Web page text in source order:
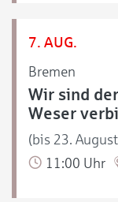
7. AUG.
Bremen
Wir sind
Weser
(bis 23.
11:00 Uhr